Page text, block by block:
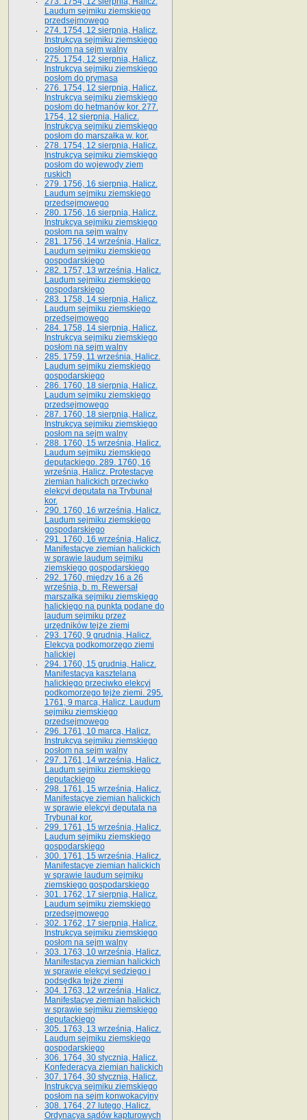
Laudum sejmiku ziemskiego
przedsejmowego
274. 1754, 12 sierpnia, Halicz.
Instrukcya sejmiku ziemskiego
posłom na sejm walny
275. 1754, 12 sierpnia, Halicz.
Instrukcya sejmiku ziemskiego
posłom do prymasa
276. 1754, 12 sierpnia, Halicz.
Instrukcya sejmiku ziemskiego
posłom do hetmanów kor. 277.
1754, 12 sierpnia, Halicz.
Instrukcya sejmiku ziemskiego
posłom do marszałka w. kor.
278. 1754, 12 sierpnia, Halicz.
Instrukcya sejmiku ziemskiego
posłom do wojewody ziem
ruskich
279. 1756, 16 sierpnia, Halicz.
Laudum sejmiku ziemskiego
przedsejmowego
280. 1756, 16 sierpnia, Halicz.
Instrukcya sejmiku ziemskiego
posłom na sejm walny
281. 1756, 14 września, Halicz.
Laudum sejmiku ziemskiego
gospodarskiego
282. 1757, 13 września, Halicz.
Laudum sejmiku ziemskiego
gospodarskiego
283. 1758, 14 sierpnia, Halicz.
Laudum sejmiku ziemskiego
przedsejmowego
284. 1758, 14 sierpnia, Halicz.
Instrukcya sejmiku ziemskiego
posłom na sejm walny
285. 1759, 11 września, Halicz.
Laudum sejmiku ziemskiego
gospodarskiego
286. 1760, 18 sierpnia, Halicz.
Laudum sejmiku ziemskiego
przedsejmowego
287. 1760, 18 sierpnia, Halicz.
Instrukcya sejmiku ziemskiego
posłom na sejm walny
288. 1760, 15 września, Halicz.
Laudum sejmiku ziemskiego
deputackiego. 289. 1760, 16
września, Halicz. Protestacye
ziemian halickich przeciwko
elekcyi deputata na Trybunał
kor.
290. 1760, 16 września, Halicz.
Laudum sejmiku ziemskiego
gospodarskiego
291. 1760, 16 września, Halicz.
Manifestacye ziemian halickich
w sprawie laudum sejmiku
ziemskiego gospodarskiego
292. 1760, między 16 a 26
września, b. m. Rewersał
marszałka sejmiku ziemskiego
halickiego na punkta podane do
laudum sejmiku przez
urzędników tejże ziemi
293. 1760, 9 grudnia, Halicz.
Elekcya podkomorzego ziemi
halickiej
294. 1760, 15 grudnia, Halicz.
Manifestacya kasztelana
halickiego przeciwko elekcyi
podkomorzego tejże ziemi. 295.
1761, 9 marca, Halicz. Laudum
sejmiku ziemskiego
przedsejmowego
296. 1761, 10 marca, Halicz.
Instrukcya sejmiku ziemskiego
posłom na sejm walny
297. 1761, 14 września, Halicz.
Laudum sejmiku ziemskiego
deputackiego
298. 1761, 15 września, Halicz.
Manifestacye ziemian halickich
w sprawie elekcyi deputata na
Trybunał kor.
299. 1761, 15 września, Halicz.
Laudum sejmiku ziemskiego
gospodarskiego
300. 1761, 15 września, Halicz.
Manifestacye ziemian halickich
w sprawie laudum sejmiku
ziemskiego gospodarskiego
301. 1762, 17 sierpnia, Halicz.
Laudum sejmiku ziemskiego
przedsejmowego
302. 1762, 17 sierpnia, Halicz.
Instrukcya sejmiku ziemskiego
posłom na sejm walny
303. 1763, 10 września, Halicz.
Manifestacya ziemian halickich
w sprawie elekcyi sędziego i
podsędka tejże ziemi
304. 1763, 12 września, Halicz.
Manifestacye ziemian halickich
w sprawie sejmiku ziemskiego
deputackiego
305. 1763, 13 września, Halicz.
Laudum sejmiku ziemskiego
gospodarskiego
306. 1764, 30 stycznia, Halicz.
Konfederacya ziemian halickich
307. 1764, 30 stycznia, Halicz.
Instrukcya sejmiku ziemskiego
posłom na sejm konwokacyjny
308. 1764, 27 lutego, Halicz.
Ordynacya sądów kapturowych